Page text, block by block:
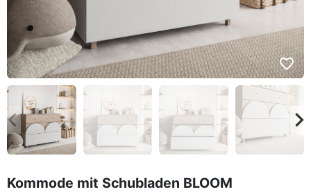
favorite_border
Zurück
Kommode mit Schubladen BLOOM